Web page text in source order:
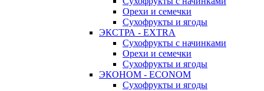
Орехи и семечки
Сухофрукты и ягоды
ЭКСТРА - EXTRA
Сухофрукты с начинками
Орехи и семечки
Сухофрукты и ягоды
ЭКОНОМ - ECONOM
Сухофрукты и ягоды